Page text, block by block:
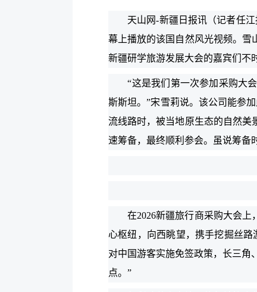
天山网-新疆日报讯（记者任江
幕上播放的该国自然风光视频。
新疆研学旅游发展大会的嘉宾们不
“这是我们第一次参加采购大会
斯斯坦。”宋雪莉说。该公司能参
流线路时，被当地原生态的自然美
速筹备，最终顺利参会。虽说筹备
在2026新疆旅行商采购大会上
心枢纽，向西眺望，携手挖掘丝
对中国游客实施免签政策，长三角
点。”